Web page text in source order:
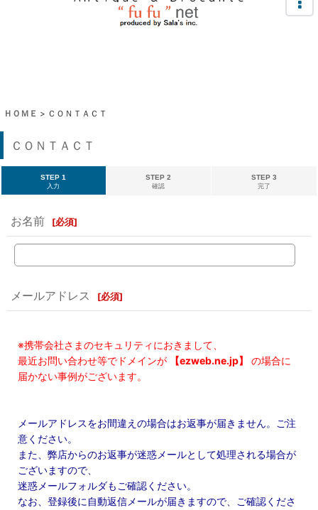
ＨＯＭＥ > ＣＯＮＴＡＣＴ
ＣＯＮＴＡＣＴ
STEP 1
入力
STEP 2
確認
STEP 3
完了
お名前 [必須]
メールアドレス [必須]
※携帯会社さまのセキュリティにおきまして、
最近お問い合わせ等でドメインが
【ezweb.ne.jp】
の場合に
届かない事例がございます。
メールアドレスをお間違えの場合はお返事が届きません。ご注
意ください。
また、弊店からのお返事が迷惑メールとして処理される場合が
ございますので、
迷惑メールフォルダもご確認ください。
なお、登録後に自動返信メールが届きますので、ご確認くださ